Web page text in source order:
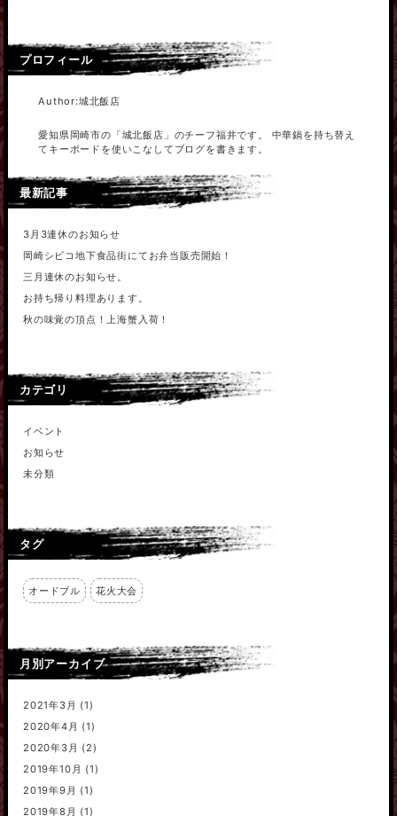
プロフィール
Author:城北飯店
愛知県岡崎市の「城北飯店」のチーフ福井です。 中華鍋を持ち替え
てキーボードを使いこなしてブログを書きます。
最新記事
3月3連休のお知らせ
岡崎シビコ地下食品街にてお弁当販売開始！
三月連休のお知らせ。
お持ち帰り料理あります。
秋の味覚の頂点！上海蟹入荷！
カテゴリ
イベント
お知らせ
未分類
タグ
オードブル 花火大会
月別アーカイブ
2021年3月 (1)
2020年4月 (1)
2020年3月 (2)
2019年10月 (1)
2019年9月 (1)
2019年8月 (1)